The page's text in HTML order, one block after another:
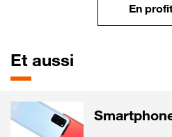
En
Et aussi